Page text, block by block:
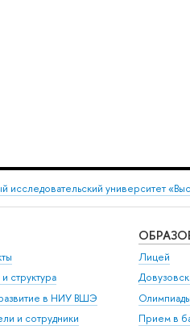
исследовательский университет
структура
в НИУ ВШЭ
и сотрудники
Лицей
Олимпиады
Прием в